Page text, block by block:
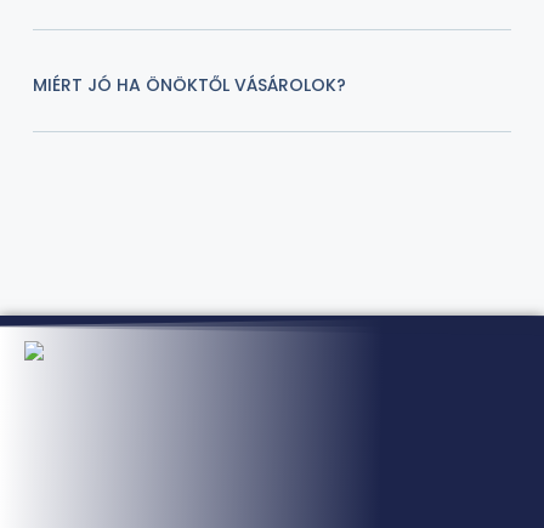
MIÉRT JÓ HA ÖNÖKTŐL VÁSÁROLOK?